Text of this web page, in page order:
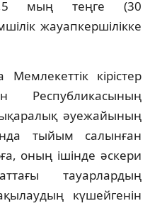
мың теңге (30
жауапкершілікке
кірістер
Республикасының
әуежайының
тыйым салынған
оның ішінде әскери
тауарлардың
күшейгенін